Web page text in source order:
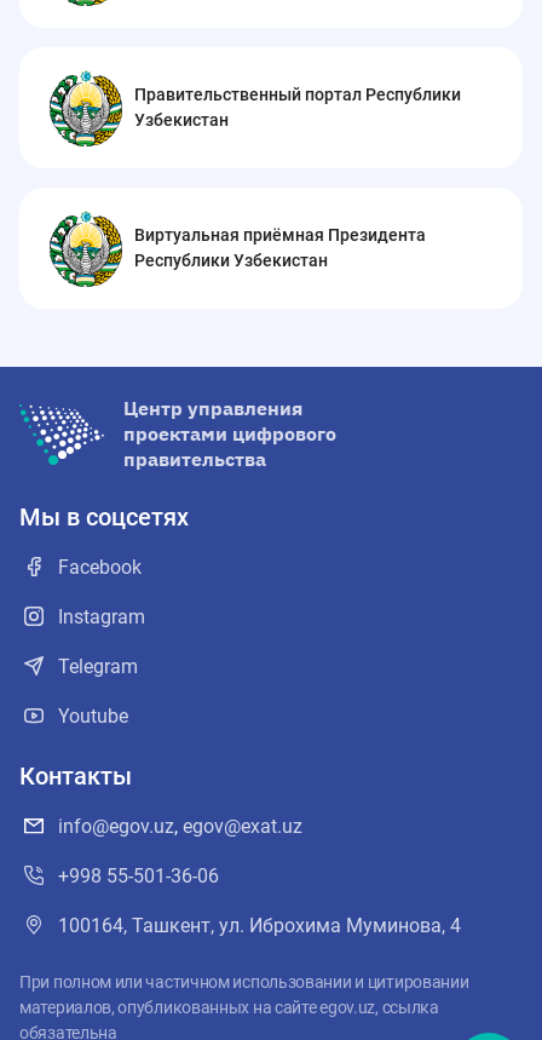
Правительственный портал Республики
Узбекистан
Виртуальная приёмная Президента
Республики Узбекистан
Центр управления
проектами цифрового
правительства
Мы в соцсетях
Facebook
Instagram
Telegram
Youtube
Контакты
info@egov.uz, egov@exat.uz
+998 55-501-36-06
100164, Ташкент, ул. Иброхима Муминова, 4
При полном или частичном использовании и цитировании
материалов, опубликованных на сайте egov.uz, ссылка
обязательна